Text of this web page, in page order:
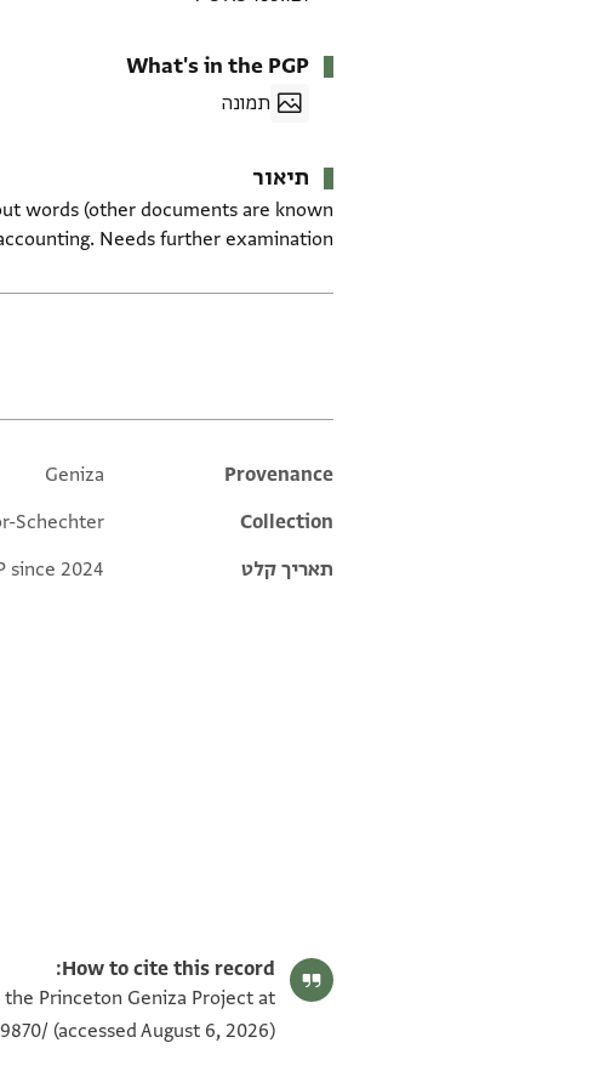
What's in the PGP
תמונה
תיאור
words (other documents are known
Needs further examination.
Additional metadata
Provenance
Geniza
Collection
Schechter
תאריך קלט
since 2024
How to cite this record:
the Princeton Geniza Project at
(accessed August 6, 2026).